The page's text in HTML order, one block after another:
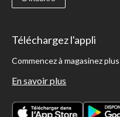
Téléchargez l'appli
Commencez à magasinez
En savoir plus